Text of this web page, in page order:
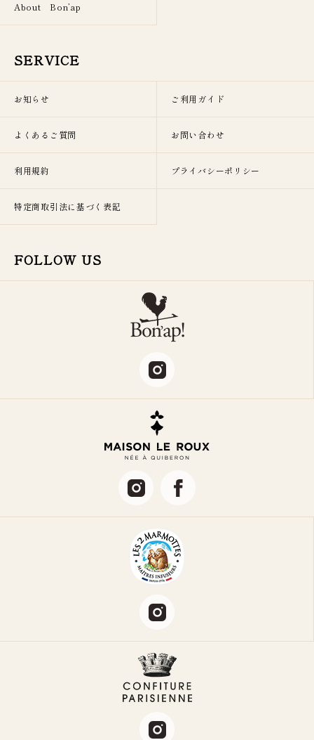
About Bon’ap
SERVICE
お知らせ ご利用ガイド
よくあるご質問 お問い合わせ
利用規約 プライバシーポリシー
特定商取引法に基づく表記
FOLLOW US